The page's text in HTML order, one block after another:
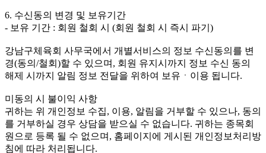
6. 수신동의 변경 및 보유기간
- 보유 기간 : 회원 철회 시 (회원 철회 시 즉시 파기)
강남구체육회 사무국에서 개별서비스의 정보 수신동의를 변
경(동의/철회)할 수 있으며, 회원 유지시까지 정보 수신 동의
해제 시까지 알림 정보 전달을 위하여 보유ㆍ이용 됩니다.
미동의 시 불이익 사항
귀하는 위 개인정보 수집, 이용, 알림을 거부할 수 있으나, 동의
를 거부하실 경우 상담을 받으실 수 없습니다. 귀하는 종목회
원으로 등록 될 수 없으며, 홈페이지에 게시된 개인정보처리방
침에 따라 처리됩니다.